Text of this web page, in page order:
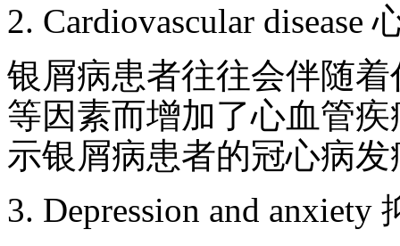
2. Cardiovascular disease
银屑病患者往往会伴随
等因素而增加了心血管
示银屑病患者的冠心病
3. Depression and anxiety